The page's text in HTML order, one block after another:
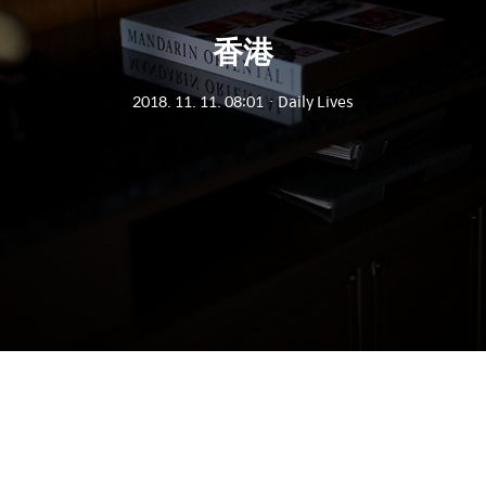
香港
2018. 11. 11. 08:01ㆍDaily Lives